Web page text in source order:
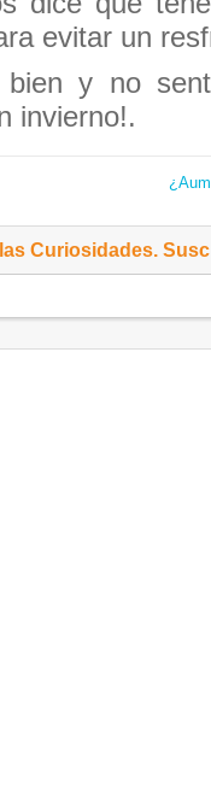
evitar un
y no
invierno!.
Curiosidades.